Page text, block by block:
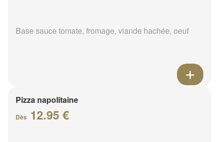
Base sauce tomate, fromage, viande hachée, oeuf
Pizza napolitaine
Dès 12.95 €